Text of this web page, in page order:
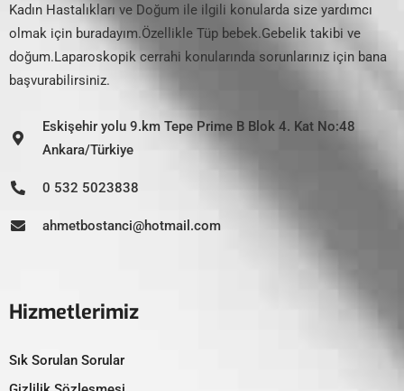
Kadın Hastalıkları ve Doğum ile ilgili konularda size yardımcı
olmak için buradayım.Özellikle Tüp bebek.Gebelik takibi ve
doğum.Laparoskopik cerrahi konularında sorunlarınız için bana
başvurabilirsiniz.
Eskişehir yolu 9.km Tepe Prime B Blok 4. Kat No:48
Ankara/Türkiye
0 532 5023838
ahmetbostanci@hotmail.com
Hizmetlerimiz
Sık Sorulan Sorular